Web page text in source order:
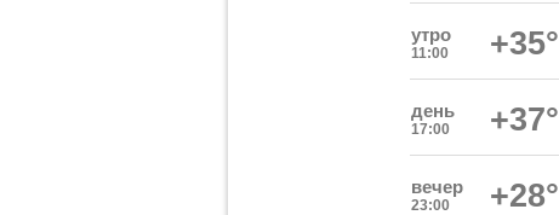
утро
11:00 +35°
день
17:00 +37°
вечер
23:00 +28°